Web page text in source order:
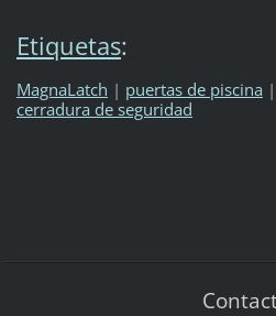
Etiquetas:
MagnaLatch | puertas de piscina |
cerradura de seguridad